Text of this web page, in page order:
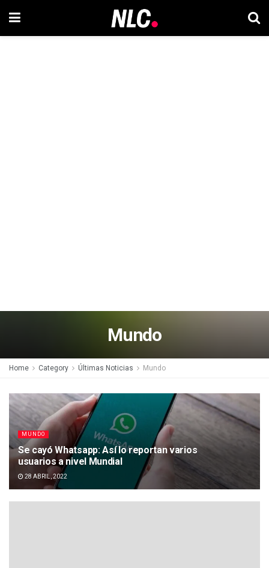
Mundo
Home Category Últimas Noticias Mundo
MUNDO
Se cayó Whatsapp: Así lo reportan varios
usuarios a nivel Mundial
28 ABRIL, 2022